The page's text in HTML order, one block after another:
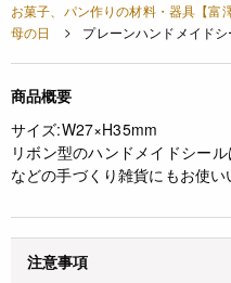
お菓子、パン作りの材料・器具【富
母の日
プレーンハンドメイド
商品概要
サイズ:W27×H35mm
リボン型のハンドメイドシー
などの手づくり雑貨にもお使い
注意事項